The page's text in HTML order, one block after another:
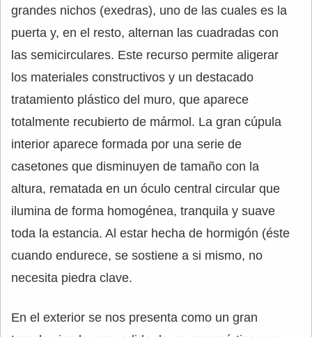
grandes nichos (exedras), uno de las cuales es la
puerta y, en el resto, alternan las cuadradas con
las semicirculares. Este recurso permite aligerar
los materiales constructivos y un destacado
tratamiento plástico del muro, que aparece
totalmente recubierto de mármol. La gran cúpula
interior aparece formada por una serie de
casetones que disminuyen de tamaño con la
altura, rematada en un óculo central circular que
ilumina de forma homogénea, tranquila y suave
toda la estancia. Al estar hecha de hormigón (éste
cuando endurece, se sostiene a si mismo, no
necesita piedra clave.
En el exterior se nos presenta como un gran